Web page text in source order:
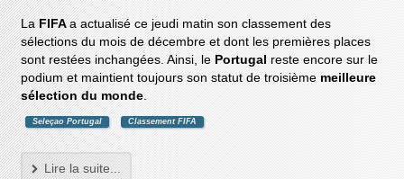
LaFIFAa actualisé ce jeudi matin son classement des
sélections du mois de décembre et dont les premières places
sont restées inchangées. Ainsi, le Portugalreste encore sur le
podium et maintient toujours son statut de troisième meilleure
sélection du monde.
Seleçao Portugal Classement FIFA
Lire la suite...